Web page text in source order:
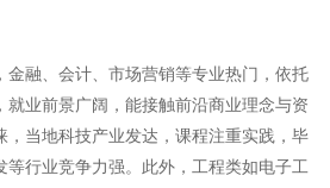
金融、会计、市场营销等专业热门，依托
就业前景广阔，能接触前沿商业理念与资
，当地科技产业发达，课程注重实践，毕
等行业竞争力强。此外，工程类如电子工